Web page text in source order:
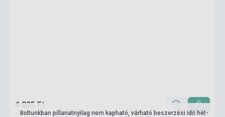
4 825 Ft
Boltunkban pillanatnyilag nem kapható, várható beszerzési idő hét-